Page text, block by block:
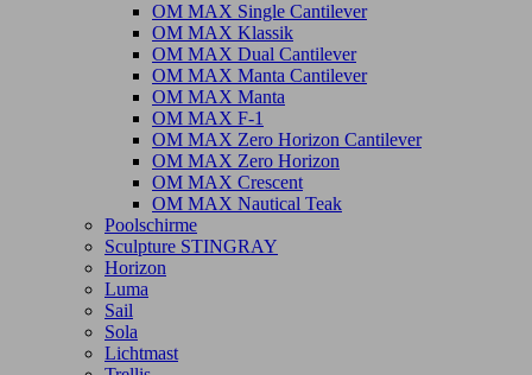
OM MAX Single Cantilever
OM MAX Klassik
OM MAX Dual Cantilever
OM MAX Manta Cantilever
OM MAX Manta
OM MAX F-1
OM MAX Zero Horizon Cantilever
OM MAX Zero Horizon
OM MAX Crescent
OM MAX Nautical Teak
Poolschirme
Sculpture STINGRAY
Horizon
Luma
Sail
Sola
Lichtmast